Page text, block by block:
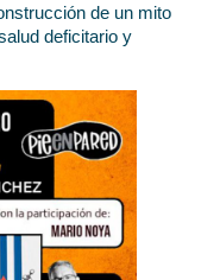
de un mito
deficitario y